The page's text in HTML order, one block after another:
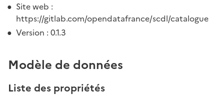
Site web :
https://gitlab.com/opendatafrance/scdl/catalogue
Version : 0.1.3
Modèle de données
Liste des propriétés